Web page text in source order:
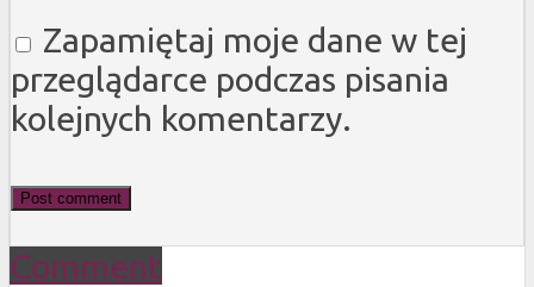
Zapamiętaj moje dane w tej
przeglądarce podczas pisania
kolejnych komentarzy.
Comment